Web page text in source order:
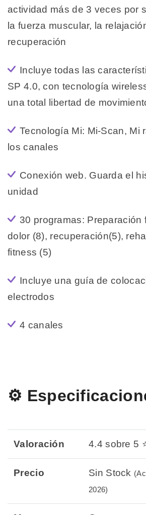
actividad más de 3 veces por
la fuerza muscular, la
recuperación
Incluye todas las
SP 4.0, con tecnología
una total libertad de
Tecnología Mi: Mi-Scan, Mi
los canales
Conexión web. Guarda el
unidad
30 programas: Preparación
dolor (8), recuperación(5),
fitness (5)
Incluye una guía de
electrodos
4 canales
⚙️
Valoración 4.4 sobre 5
Precio Sin Stock
2026)